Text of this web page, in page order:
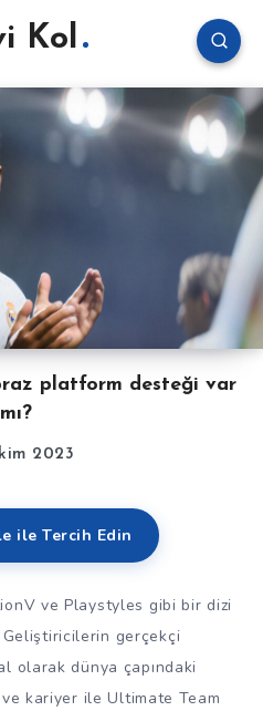
Kol
platform desteği var
mı?
2023
ile Tercih Edin
ve Playstyles gibi bir dizi
gerçekçi
olarak dünya çapındaki
ve kariyer ile Ultimate Team